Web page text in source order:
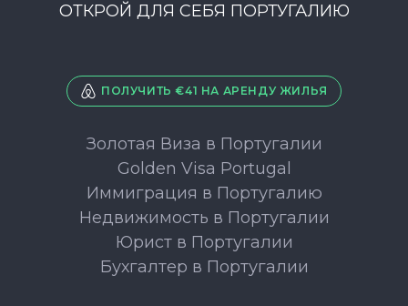
ОТКРОЙ ДЛЯ СЕБЯ ПОРТУГАЛИЮ
ПОЛУЧИТЬ €41 НА АРЕНДУ ЖИЛЬЯ
Золотая Виза в Португалии
Golden Visa Portugal
Иммиграция в Португалию
Недвижимость в Португалии
Юрист в Португалии
Бухгалтер в Португалии